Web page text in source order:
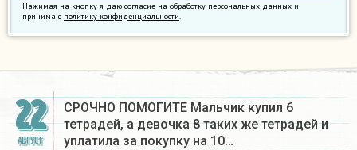
Нажимая на кнопку я даю согласие на обработку персональных данных и
принимаю политику конфиденциальности.
22
АВГУСТ
СРОЧНО ПОМОГИТЕ Мальчик купил 6
тетрадей, а девочка 8 таких же тетрадей и
уплатила за покупку на 10…